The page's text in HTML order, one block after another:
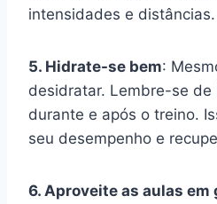
intensidades e distâncias.
5. Hidrate-se bem:
desidratar. Lembre-se de
durante e após o treino.
seu desempenho e
6. Aproveite as aulas em